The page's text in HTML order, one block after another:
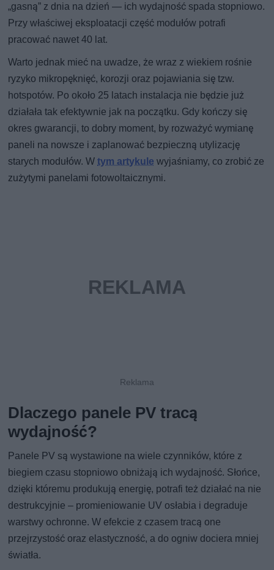
„gasną” z dnia na dzień — ich wydajność spada stopniowo.
Przy właściwej eksploatacji część modułów potrafi
pracować nawet 40 lat.
Warto jednak mieć na uwadze, że wraz z wiekiem rośnie
ryzyko mikropęknięć, korozji oraz pojawiania się tzw.
hotspotów. Po około 25 latach instalacja nie będzie już
działała tak efektywnie jak na początku. Gdy kończy się
okres gwarancji, to dobry moment, by rozważyć wymianę
paneli na nowsze i zaplanować bezpieczną utylizację
starych modułów. Wtym artykule wyjaśniamy, co zrobić ze
zużytymi panelami fotowoltaicznymi.
Dlaczego panele PV tracą
wydajność?
Panele PV są wystawione na wiele czynników, które z
biegiem czasu stopniowo obniżają ich wydajność. Słońce,
dzięki któremu produkują energię, potrafi też działać na nie
destrukcyjnie – promieniowanie UV osłabia i degraduje
warstwy ochronne. W efekcie z czasem tracą one
przejrzystość oraz elastyczność, a do ogniw dociera mniej
światła.